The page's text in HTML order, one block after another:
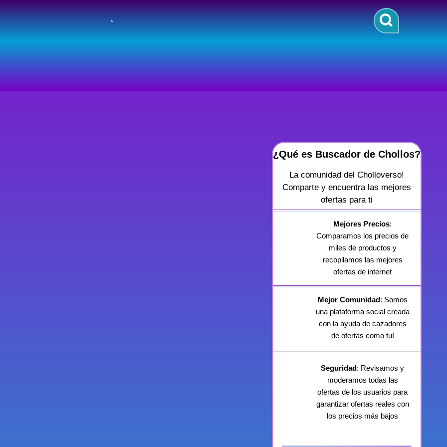
¿Qué es Buscador de Chollos?
La comunidad del Cholloverso!
Comparte y encuentra las mejores
ofertas para ti
Mejores Precios:
Comparamos los precios de
miles de productos y
recopilamos las mejores
ofertas de internet
Mejor Comunidad: Somos
una plataforma social creada
con la ayuda de cazadores
de ofertas como tu!
Seguridad: Revisamos y
moderamos todas las
ofertas de los usuarios para
garantizar ofertas reales con
los precios más bajos